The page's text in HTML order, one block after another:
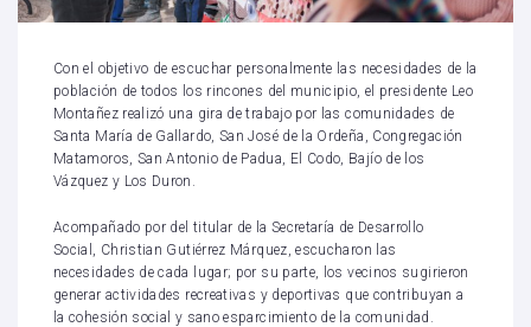
Con el objetivo de escuchar personalmente las necesidades de la
población de todos los rincones del municipio, el presidente Leo
Montañez realizó una gira de trabajo por las comunidades de
Santa María de Gallardo, San José de la Ordeña, Congregación
Matamoros, San Antonio de Padua, El Codo, Bajío de los
Vázquez y Los Duron.
Acompañado por del titular de la Secretaría de Desarrollo
Social, Christian Gutiérrez Márquez, escucharon las
necesidades de cada lugar; por su parte, los vecinos sugirieron
generar actividades recreativas y deportivas que contribuyan a
la cohesión social y sano esparcimiento de la comunidad.